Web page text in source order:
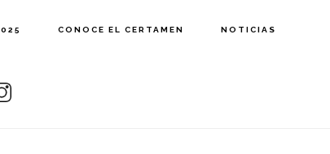
CONOCE EL CERTAMEN NOTICIAS